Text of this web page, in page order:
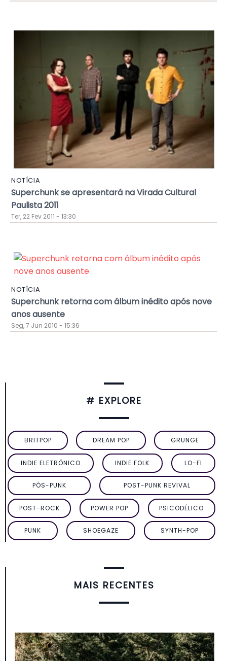
NOTÍCIA
Superchunk se apresentará na Virada Cultural
Paulista 2011
Ter, 22 Fev 2011 - 13:30
NOTÍCIA
Superchunk retorna com álbum inédito após nove
anos ausente
Seg, 7 Jun 2010 - 15:36
# EXPLORE
BRITPOP DREAM POP GRUNGE
INDIE ELETRÔNICO INDIE FOLK LO-FI
PÓS-PUNK POST-PUNK REVIVAL
POST-ROCK POWER POP PSICODÉLICO
PUNK SHOEGAZE SYNTH-POP
MAIS RECENTES